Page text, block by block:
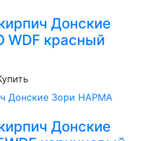
Донские
красный
Донские